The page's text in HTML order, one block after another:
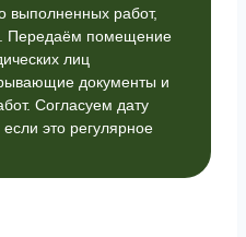
выполненных работ,
Передаём помещение
лиц
документы и
Согласуем дату
это регулярное